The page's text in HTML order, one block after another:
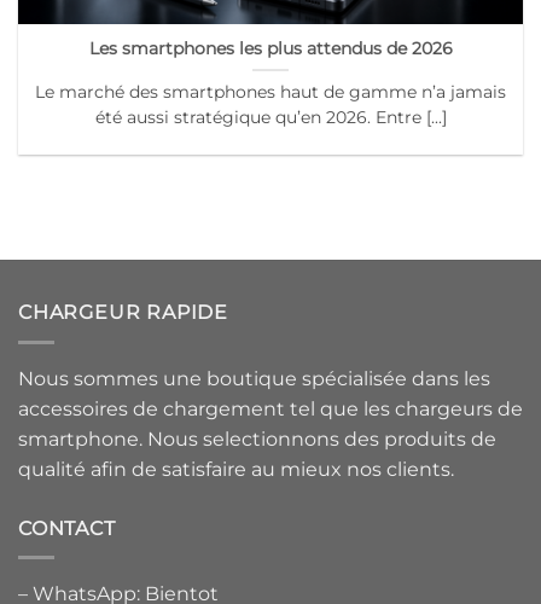
Les smartphones les plus attendus de 2026
Le marché des smartphones haut de gamme n’a jamais
été aussi stratégique qu’en 2026. Entre [...]
CHARGEUR RAPIDE
Nous sommes une boutique spécialisée dans les
accessoires de chargement tel que les chargeurs de
smartphone. Nous selectionnons des produits de
qualité afin de satisfaire au mieux nos clients.
CONTACT
– WhatsApp: Bientot